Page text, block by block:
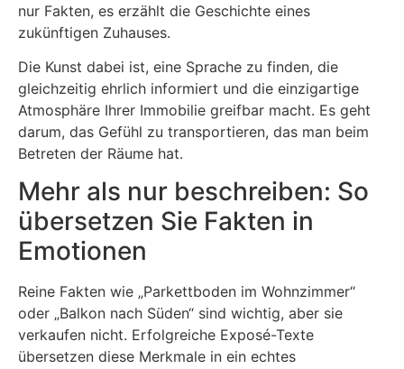
nur Fakten, es erzählt die Geschichte eines
zukünftigen Zuhauses.
Die Kunst dabei ist, eine Sprache zu finden, die
gleichzeitig ehrlich informiert und die einzigartige
Atmosphäre Ihrer Immobilie greifbar macht. Es geht
darum, das Gefühl zu transportieren, das man beim
Betreten der Räume hat.
Mehr als nur beschreiben: So
übersetzen Sie Fakten in
Emotionen
Reine Fakten wie „Parkettboden im Wohnzimmer“
oder „Balkon nach Süden“ sind wichtig, aber sie
verkaufen nicht. Erfolgreiche Exposé-Texte
übersetzen diese Merkmale in ein echtes